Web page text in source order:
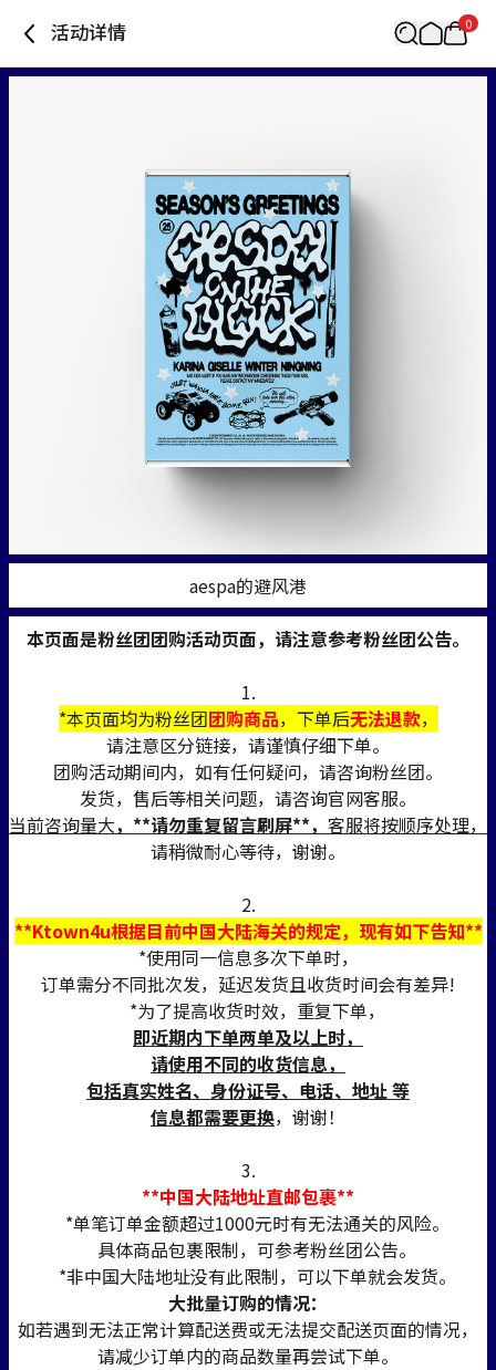
活动详情 0
aespa的避风港
本页面是粉丝团团购活动页面，请注意参考粉丝团公告。
1.
*本页面均为粉丝团团购商品，下单后无法退款，
请注意区分链接，请谨慎仔细下单。
团购活动期间内，如有任何疑问，请咨询粉丝团。
发货，售后等相关问题，请咨询官网客服。
当前咨询量大，**请勿重复留言刷屏**， 客服将按顺序处理，
请稍微耐心等待，谢谢。
2.
**Ktown4u根据目前中国大陆海关的规定，现有如下告知**
*使用同一信息多次下单时，
订单需分不同批次发，延迟发货且收货时间会有差异!
*为了提高收货时效，重复下单，
即近期内下单两单及以上时，
请使用不同的收货信息，
包括真实姓名、身份证号、电话、地址 等
信息都需要更换，谢谢！
3.
**中国大陆地址直邮包裹**
*单笔订单金额超过1000元时有无法通关的风险。
具体商品包裹限制，可参考粉丝团公告。
*非中国大陆地址没有此限制，可以下单就会发货。
大批量订购的情况：
如若遇到无法正常计算配送费或无法提交配送页面的情况，
请减少订单内的商品数量再尝试下单。